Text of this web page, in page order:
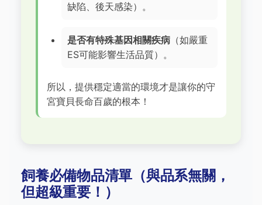
缺陷、後天感染）。
是否有特殊基因相關疾病 （如嚴重
ES可能影響生活品質）。
所以，提供穩定適當的環境才是讓你的守
宮寶貝長命百歲的根本！
飼養必備物品清單（與品系無關，
但超級重要！）